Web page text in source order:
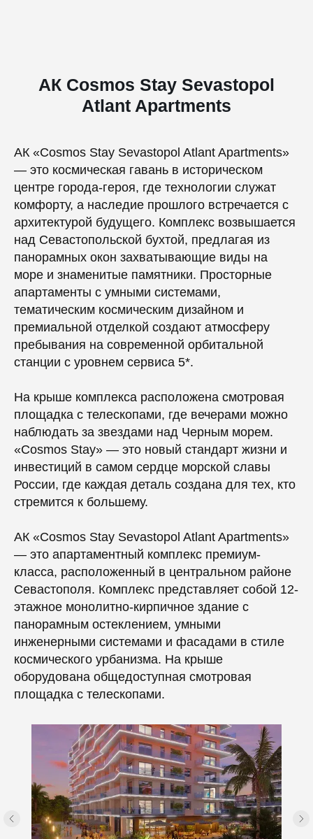
АК Cosmos Stay Sevastopol
Atlant Apartments
АК «Cosmos Stay Sevastopol Atlant Apartments»
— это космическая гавань в историческом
центре города-героя, где технологии служат
комфорту, а наследие прошлого встречается с
архитектурой будущего. Комплекс возвышается
над Севастопольской бухтой, предлагая из
панорамных окон захватывающие виды на
море и знаменитые памятники. Просторные
апартаменты с умными системами,
тематическим космическим дизайном и
премиальной отделкой создают атмосферу
пребывания на современной орбитальной
станции с уровнем сервиса 5*.
На крыше комплекса расположена смотровая
площадка с телескопами, где вечерами можно
наблюдать за звездами над Черным морем.
«Cosmos Stay» — это новый стандарт жизни и
инвестиций в самом сердце морской славы
России, где каждая деталь создана для тех, кто
стремится к большему.
АК «Cosmos Stay Sevastopol Atlant Apartments»
— это апартаментный комплекс премиум-
класса, расположенный в центральном районе
Севастополя. Комплекс представляет собой 12-
этажное монолитно-кирпичное здание с
панорамным остеклением, умными
инженерными системами и фасадами в стиле
космического урбанизма. На крыше
оборудована общедоступная смотровая
площадка с телескопами.